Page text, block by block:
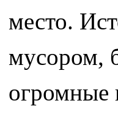
место.
мусором,
огромные